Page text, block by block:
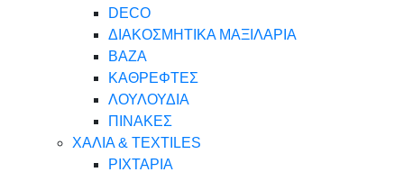
DECO
ΔΙΑΚΟΣΜΗΤΙΚΑ ΜΑΞΙΛΑΡΙΑ
ΒΑΖΑ
ΚΑΘΡΕΦΤΕΣ
ΛΟΥΛΟΥΔΙΑ
ΠΙΝΑΚΕΣ
ΧΑΛΙΑ & TEXTILES
ΡΙΧΤΑΡΙΑ